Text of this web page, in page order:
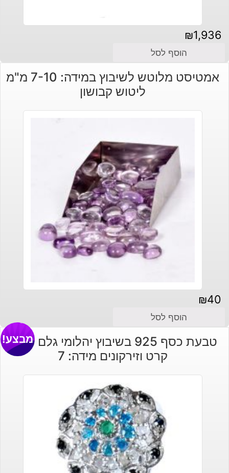
₪1,936
הוסף לסל
אמטיסט מלוטש לשיבוץ במידה: 7-10 מ"מ
ליטוש קבושון
₪40
הוסף לסל
טבעת כסף 925 בשיבוץ יהלומי גלם 0.73
קרט וזירקונים מידה: 7
מבצע!